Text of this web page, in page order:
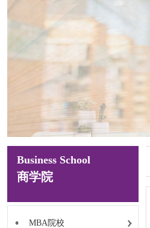
Business School
商学院
MBA院校